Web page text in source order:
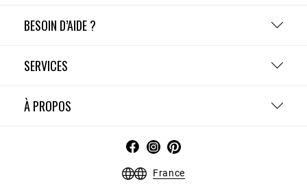
BESOIN D’AIDE ?
SERVICES
À PROPOS
France